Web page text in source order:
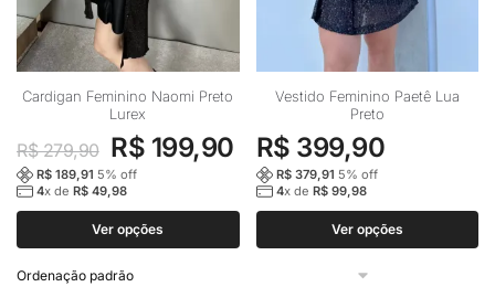
Cardigan Feminino Naomi Preto
Lurex
R$279,90 O
preço
original
era:
R$ 279,90.
R$ 199,90
preço
atual
é:
R$ 199,90.
R$ 189,91 5% off
4x de R$ 49,98
Ver opções
Este
tem
várias
variantes.
opções
podem
Vestido Feminino Paetê Lua
Preto
R$ 399,90
R$379,91 5% off
4x de R$99,98
Ver opções
Este
tem
várias
variantes.
opções